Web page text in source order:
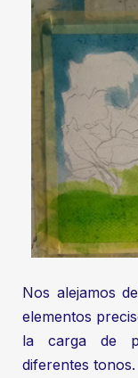
Nos alejamos
elementos
la carga de
diferentes tonos.